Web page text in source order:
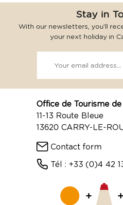
Stay in
With our newsletters, you’ll
your next holiday in
Office de Tourisme
11-13 Route Bleue
13620 CARRY-LE-
Contact form
Tél : +33 (0)4 42